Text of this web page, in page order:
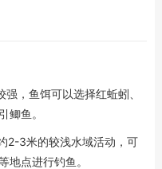
，鱼饵可以选择红蚯蚓、
鲫鱼。
2-3米的较浅水域活动，可
地点进行钓鱼。